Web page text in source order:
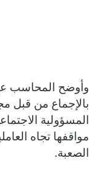
وأوضح المحاسب
بالإجماع من قبل
المسؤولية
مواقفها تجاه
الصعبة.